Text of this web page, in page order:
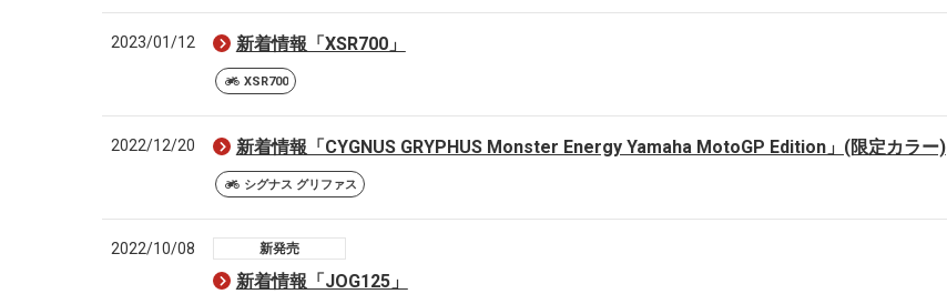
2023/01/12 新着情報「XSR700」
XSR700
2022/12/20 新着情報「CYGNUS GRYPHUS Monster Energy Yamaha MotoGP Edition」(限定カラー)
シグナス グリファス
2022/10/08 新発売
新着情報「JOG125」